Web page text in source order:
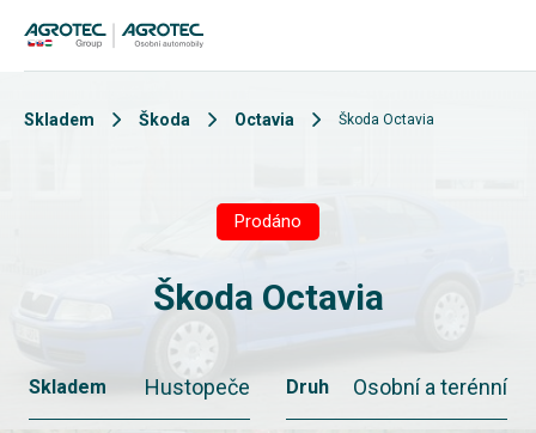
Skladem Škoda Octavia Škoda Octavia
Prodáno
Škoda Octavia
Skladem Hustopeče Druh Osobní a terénní